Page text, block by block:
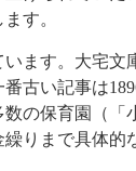
す。
ます。大宅文
古い記事は
の保育園（「
りまで具体的